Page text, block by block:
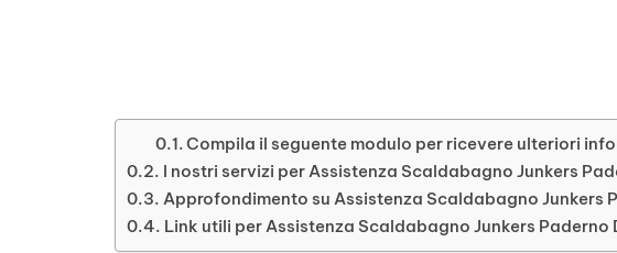
Compila il seguente modulo per ricevere ulteriori
I nostri servizi per Assistenza Scaldabagno Junkers
Approfondimento su Assistenza Scaldabagno Junkers
Link utili per Assistenza Scaldabagno Junkers Paderno